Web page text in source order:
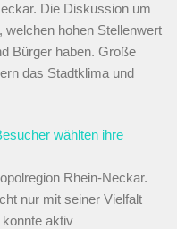
Die Diskussion um
welchen hohen Stellenwert
Bürger haben. Große
das Stadtklima und
wählten ihre
Rhein-Neckar.
nur mit seiner Vielfalt
aktiv